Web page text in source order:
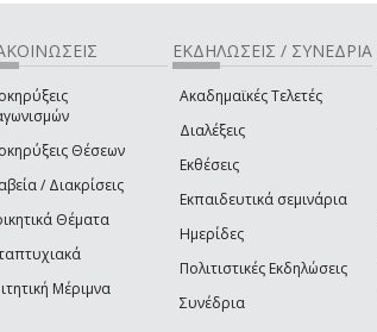
Θέσεων
/ Διακρίσεις
Θέματα
Μέριμνα
ΕΚΔΗΛΩΣΕΙΣ / ΣΥΝΕΔΡΙΑ
Ακαδημαϊκές Τελετές
Διαλέξεις
Εκθέσεις
Εκπαιδευτικά σεμινάρια
Ημερίδες
Πολιτιστικές Εκδηλώσεις
Συνέδρια